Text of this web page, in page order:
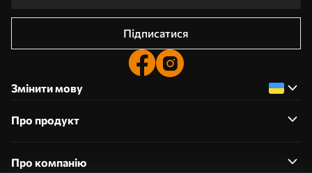
Підписатися
Змінити мову
Про продукт
Про компанію